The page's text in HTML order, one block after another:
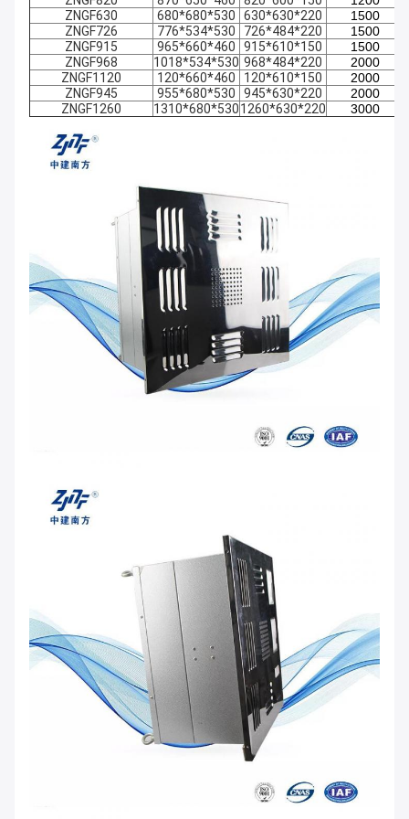
ZNGF630
680*680*530 630*630*220
1500
ZNGF726
776*534*530 726*484*220
1500
ZNGF915
965*660*460 915*610*150
1500
ZNGF968
1018*534*530 968*484*220
2000
ZNGF1120
120*660*460 120*610*150
2000
ZNGF945
955*680*530 945*630*220
2000
ZNGF1260
1310*680*5301260*630*220 3000